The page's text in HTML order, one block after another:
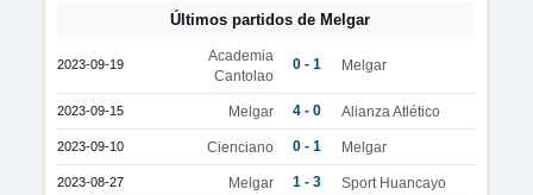
Últimos partidos de Melgar
2023-09-19
Academia
Cantolao
0 - 1 Melgar
2023-09-15 Melgar 4 - 0 Alianza Atlético
2023-09-10 Cienciano 0 - 1 Melgar
2023-08-27 Melgar 1 - 3 Sport Huancayo